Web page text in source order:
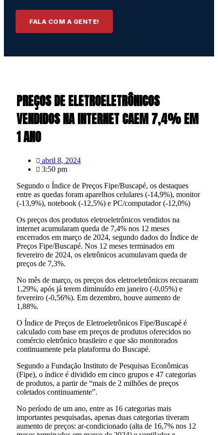
FALA COM A GENTE!
PREÇOS DE ELETROELETRÔNICOS
VENDIDOS NA INTERNET CAEM 7,4% EM
1 ANO
abril 8, 2024
3:50 pm
Segundo o Índice de Preços Fipe/Buscapé, os destaques
entre as quedas foram aparelhos celulares (-14,9%), monitor
(-13,9%), notebook (-12,5%) e PC/computador (-12,0%)
Os preços dos produtos eletroeletrônicos vendidos na
internet acumularam queda de 7,4% nos 12 meses
encerrados em março de 2024, segundo dados do Índice de
Preços Fipe/Buscapé. Nos 12 meses terminados em
fevereiro de 2024, os eletrônicos acumulavam queda de
preços de 7,3%.
No mês de março, os preços dos eletroeletrônicos recuaram
1,29%, após já terem diminuído em janeiro (-0,05%) e
fevereiro (-0,56%). Em dezembro, houve aumento de
1,88%.
O Índice de Preços de Eletroeletrônicos Fipe/Buscapé é
calculado com base em preços de produtos oferecidos no
comércio eletrônico brasileiro e que são monitorados
continuamente pela plataforma do Buscapé.
Segundo a Fundação Instituto de Pesquisas Econômicas
(Fipe), o índice é dividido em cinco grupos e 47 categorias
de produtos, a partir de “mais de 2 milhões de preços
coletados continuamente”.
No período de um ano, entre as 16 categorias mais
importantes pesquisadas, apenas duas categorias tiveram
aumento de preços: ar-condicionado (alta de 16,7% nos 12